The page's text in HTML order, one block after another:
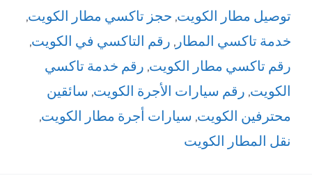
توصيل مطار الكويت, حجز تاكسي مطار الكويت,
خدمة تاكسي المطار , رقم التاكسي في الكويت,
رقم تاكسي مطار الكويت, رقم خدمة تاكسي
الكويت, رقم سيارات الأجرة الكويت, سائقين
محترفين الكويت, سيارات أجرة مطار الكويت,
نقل المطار الكويت